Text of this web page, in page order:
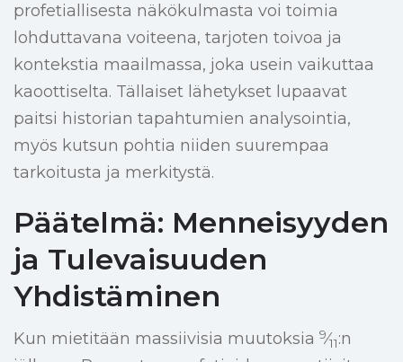
profetiallisesta näkökulmasta voi toimia
lohduttavana voiteena, tarjoten toivoa ja
kontekstia maailmassa, joka usein vaikuttaa
kaoottiselta. Tällaiset lähetykset lupaavat
paitsi historian tapahtumien analysointia,
myös kutsun pohtia niiden suurempaa
tarkoitusta ja merkitystä.
Päätelmä: Menneisyyden
ja Tulevaisuuden
Yhdistäminen
Kun mietitään massiivisia muutoksia 9⁄11:n